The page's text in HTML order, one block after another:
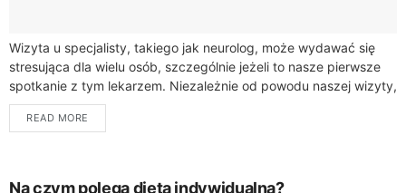
Wizyta u specjalisty, takiego jak neurolog, może wydawać się
stresująca dla wielu osób, szczególnie jeżeli to nasze pierwsze
spotkanie z tym lekarzem. Niezależnie od powodu naszej wizyty,
dobrze jest wiedzieć,...
READ MORE
Na czym polega dieta indywidualna?